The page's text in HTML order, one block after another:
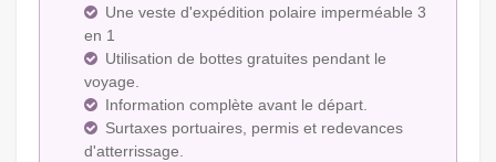
Une veste d'expédition polaire imperméable 3
en 1
Utilisation de bottes gratuites pendant le
voyage.
Information complète avant le départ.
Surtaxes portuaires, permis et redevances
d'atterrissage.